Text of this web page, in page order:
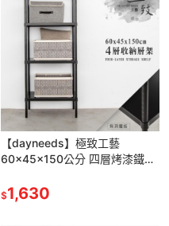
【dayneeds】極致工藝
60x45x150公分 四層烤漆鐵板
$1,630